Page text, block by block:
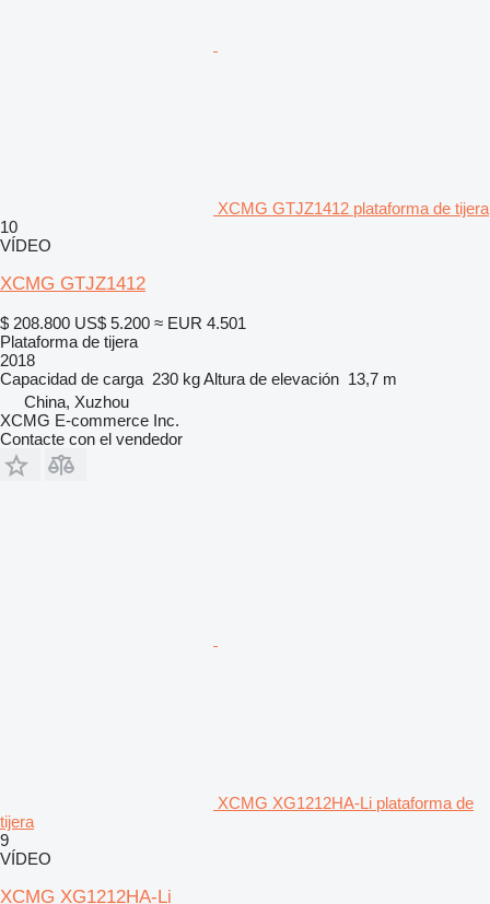
XCMG GTJZ1412 plataforma de tijera
10
VÍDEO
XCMG GTJZ1412
$ 208.800 US$ 5.200 ≈ EUR 4.501
Plataforma de tijera
2018
Capacidad de carga 230 kgAltura de elevación 13,7 m
China, Xuzhou
XCMG E-commerce Inc.
Contacte con el vendedor
XCMG XG1212HA-Li plataforma de
tijera
9
VÍDEO
XCMG XG1212HA-Li